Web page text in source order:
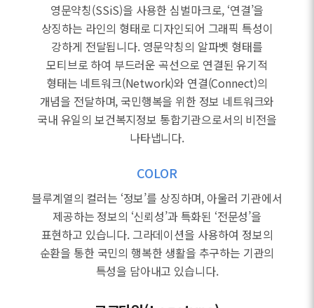
영문약칭(SSiS)을 사용한 심벌마크로, ‘연결’을
상징하는 라인의 형태로 디자인되어 그래픽 특성이
강하게 전달됩니다. 영문약칭의 알파벳 형태를
모티브로 하여 부드러운 곡선으로 연결된 유기적
형태는 네트워크(Network)와 연결(Connect)의
개념을 전달하며, 국민행복을 위한 정보 네트워크와
국내 유일의 보건복지정보 통합기관으로서의 비전을
나타냅니다.
COLOR
블루계열의 컬러는 ‘정보’를 상징하며, 아울러 기관에서
제공하는 정보의 ‘신뢰성’과 특화된 ‘전문성’을
표현하고 있습니다. 그라데이션을 사용하여 정보의
순환을 통한 국민의 행복한 생활을 추구하는 기관의
특성을 담아내고 있습니다.